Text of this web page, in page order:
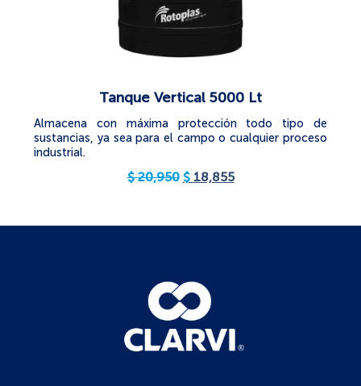
Tanque Vertical 5000 Lt
Almacena con máxima protección todo tipo de
sustancias, ya sea para el campo o cualquier proceso
industrial.
$20,950 $ 18,855